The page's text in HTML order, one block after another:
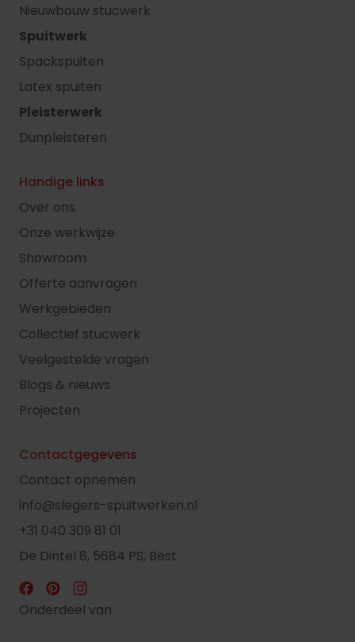
Nieuwbouw stucwerk
Spuitwerk
Spackspuiten
Latex spuiten
Pleisterwerk
Dunpleisteren
Handige links
Over ons
Onze werkwijze
Showroom
Offerte aanvragen
Werkgebieden
Collectief stucwerk
Veelgestelde vragen
Blogs & nieuws
Projecten
Contactgegevens
Contact opnemen
info@slegers-spuitwerken.nl
+31 040 309 81 01
De Dintel 8, 5684 PS, Best
Onderdeel van